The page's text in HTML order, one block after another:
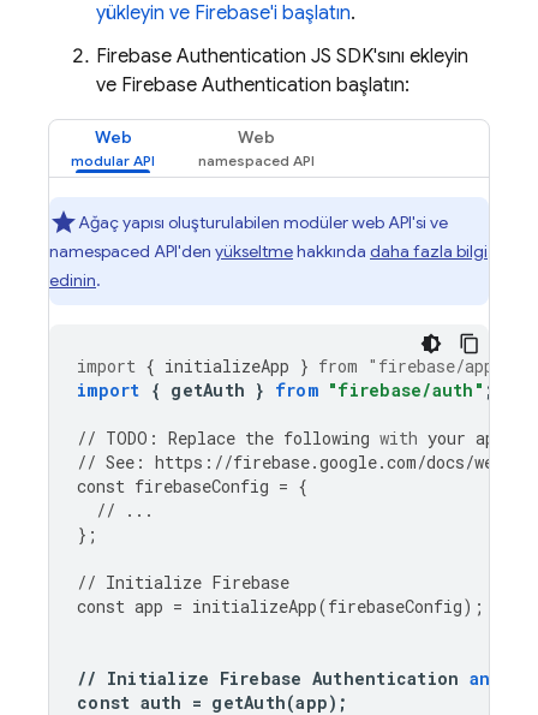
yükleyin ve Firebase'i başlatın.
Firebase Authentication JS SDK'sını ekleyin
ve Firebase Authentication başlatın:
Web Web
Ağaç yapısı oluşturulabilen modüler web API'si ve
namespaced API'den yükseltmehakkında daha fazla bilgi
edinin.
import { initializeApp } from "firebase/app"
import { getAuth } from "firebase/auth" ;
// TODO : Replace the following with your app
// See : https : //firebase.google.com/docs/web
const firebaseConfig = {
//
...
};
// Initialize Firebase
const app = initializeApp(firebaseConfig);
// Initialize Firebase Authentication and
const auth = getAuth(app);